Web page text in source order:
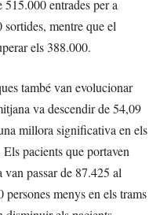
entrades per a
mentre que el
els 388.000.
també van evolucionar
va descendir de 54,09
millora significativa en els
Els pacients que portaven
van passar de 87.425 al
menys en els trams